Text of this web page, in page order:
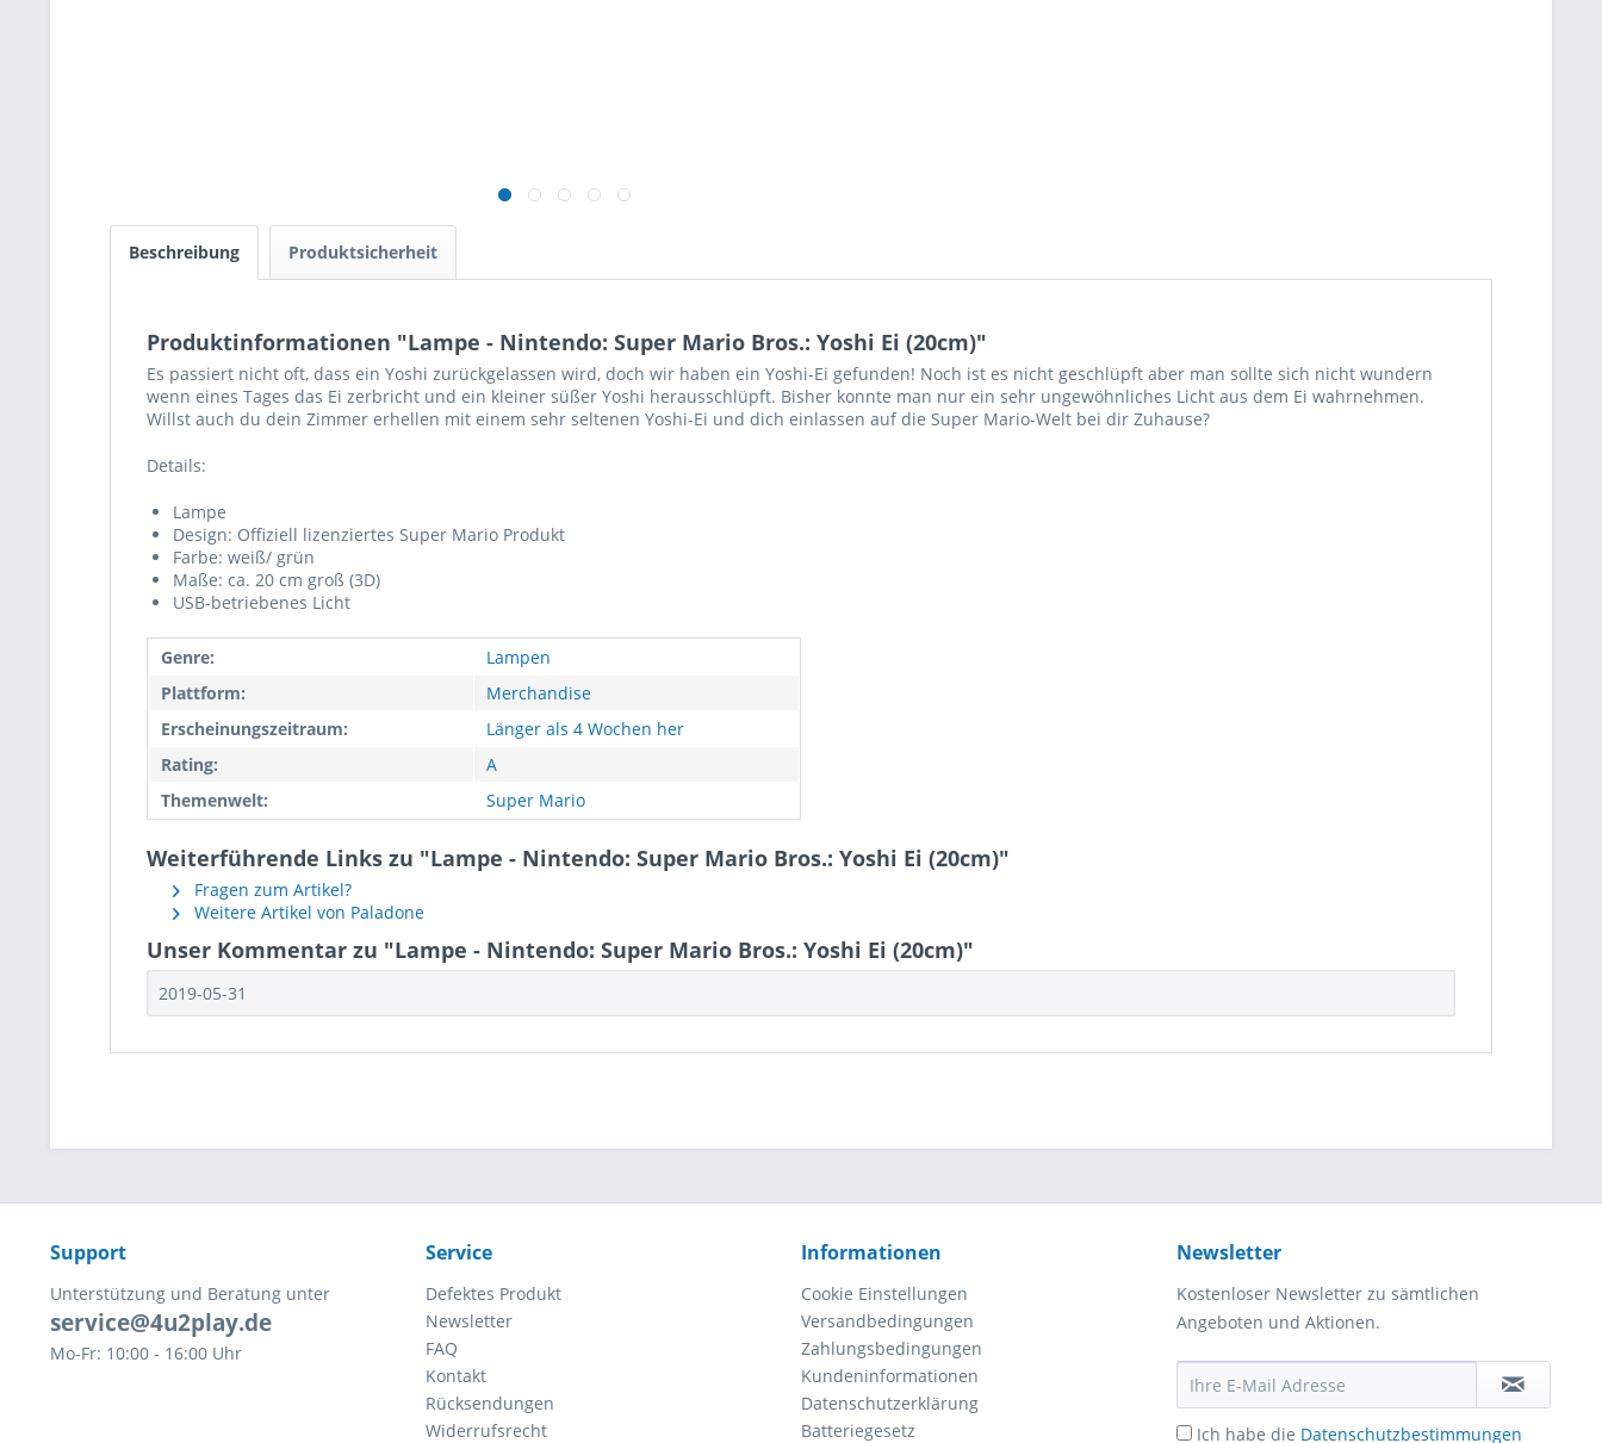
Beschreibung Produktsicherheit
Produktinformationen "Lampe - Nintendo: Super Mario Bros.: Yoshi Ei (20cm)"
Es passiert nicht oft, dass ein Yoshi zurückgelassen wird, doch wir haben ein Yoshi-Ei gefunden! Noch ist es nicht geschlüpft aber man sollte sich nicht wundern
wenn eines Tages das Ei zerbricht und ein kleiner süßer Yoshi herausschlüpft. Bisher konnte man nur ein sehr ungewöhnliches Licht aus dem Ei wahrnehmen.
Willst auch du dein Zimmer erhellen mit einem sehr seltenen Yoshi-Ei und dich einlassen auf die Super Mario-Welt bei dir Zuhause?
Details:
Lampe
Design: Offiziell lizenziertes Super Mario Produkt
Farbe: weiß/ grün
Maße: ca. 20 cm groß (3D)
USB-betriebenes Licht
Genre:
Lampen
Plattform:
Merchandise
Erscheinungszeitraum:
Länger als 4 Wochen her
Rating:
A
Themenwelt:
Super Mario
Weiterführende Links zu "Lampe - Nintendo: Super Mario Bros.: Yoshi Ei (20cm)"
Fragen zum Artikel?
Weitere Artikel von Paladone
Unser Kommentar zu "Lampe - Nintendo: Super Mario Bros.: Yoshi Ei (20cm)"
2019-05-31
Support
Unterstützung und Beratung unter
service@4u2play.de
Mo-Fr: 10:00 - 16:00 Uhr
Service
Defektes Produkt
Newsletter
FAQ
Kontakt
Rücksendungen
Widerrufsrecht
Informationen
Cookie Einstellungen
Versandbedingungen
Zahlungsbedingungen
Kundeninformationen
Datenschutzerklärung
Batteriegesetz
Newsletter
Kostenloser Newsletter zu sämtlichen
Angeboten und Aktionen.
Ich habe die Datenschutzbestimmungen